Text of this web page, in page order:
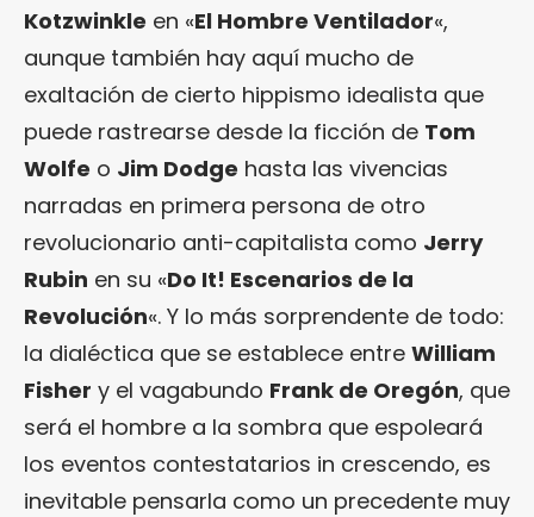
Kotzwinkle en «El Hombre Ventilador«,
aunque también hay aquí mucho de
exaltación de cierto hippismo idealista que
puede rastrearse desde la ficción de Tom
Wolfe o Jim Dodge hasta las vivencias
narradas en primera persona de otro
revolucionario anti-capitalista como Jerry
Rubin en su «Do It! Escenarios de la
Revolución«. Y lo más sorprendente de todo:
la dialéctica que se establece entre William
Fisher y el vagabundo Frank de Oregón, que
será el hombre a la sombra que espoleará
los eventos contestatarios in crescendo, es
inevitable pensarla como un precedente muy